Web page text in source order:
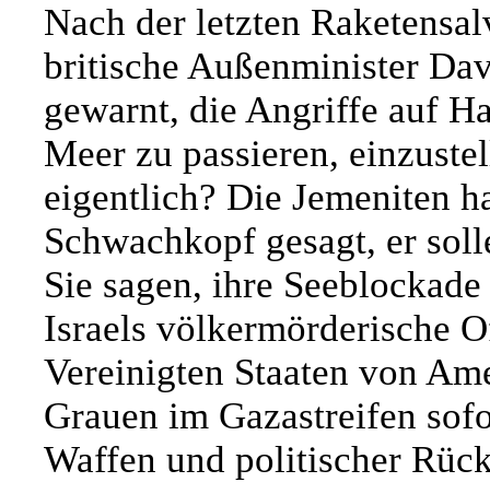
Nach der letzten
britische Außenminister
gewarnt, die Angriffe auf
Meer zu passieren,
eigentlich? Die Jemeniten
Schwachkopf gesagt, er
Sie sagen, ihre
Israels völkermörderische
Vereinigten Staaten von
Grauen im Gazastreifen
Waffen und politischer